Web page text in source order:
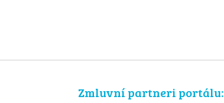
Zmluvní partneri portálu: